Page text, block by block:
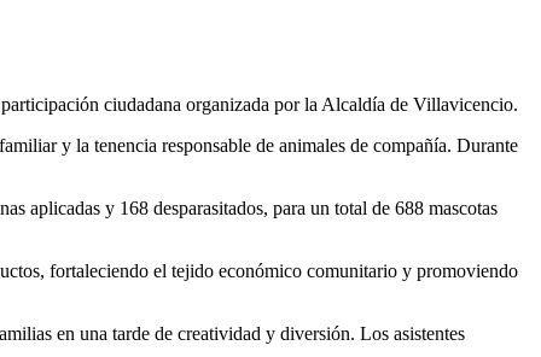
ciudadana organizada por la Alcaldía de Villavicencio.
y la tenencia responsable de animales de compañía. Durante
aplicadas y 168 desparasitados, para un total de 688 mascotas
fortaleciendo el tejido económico comunitario y promoviendo
en una tarde de creatividad y diversión. Los asistentes